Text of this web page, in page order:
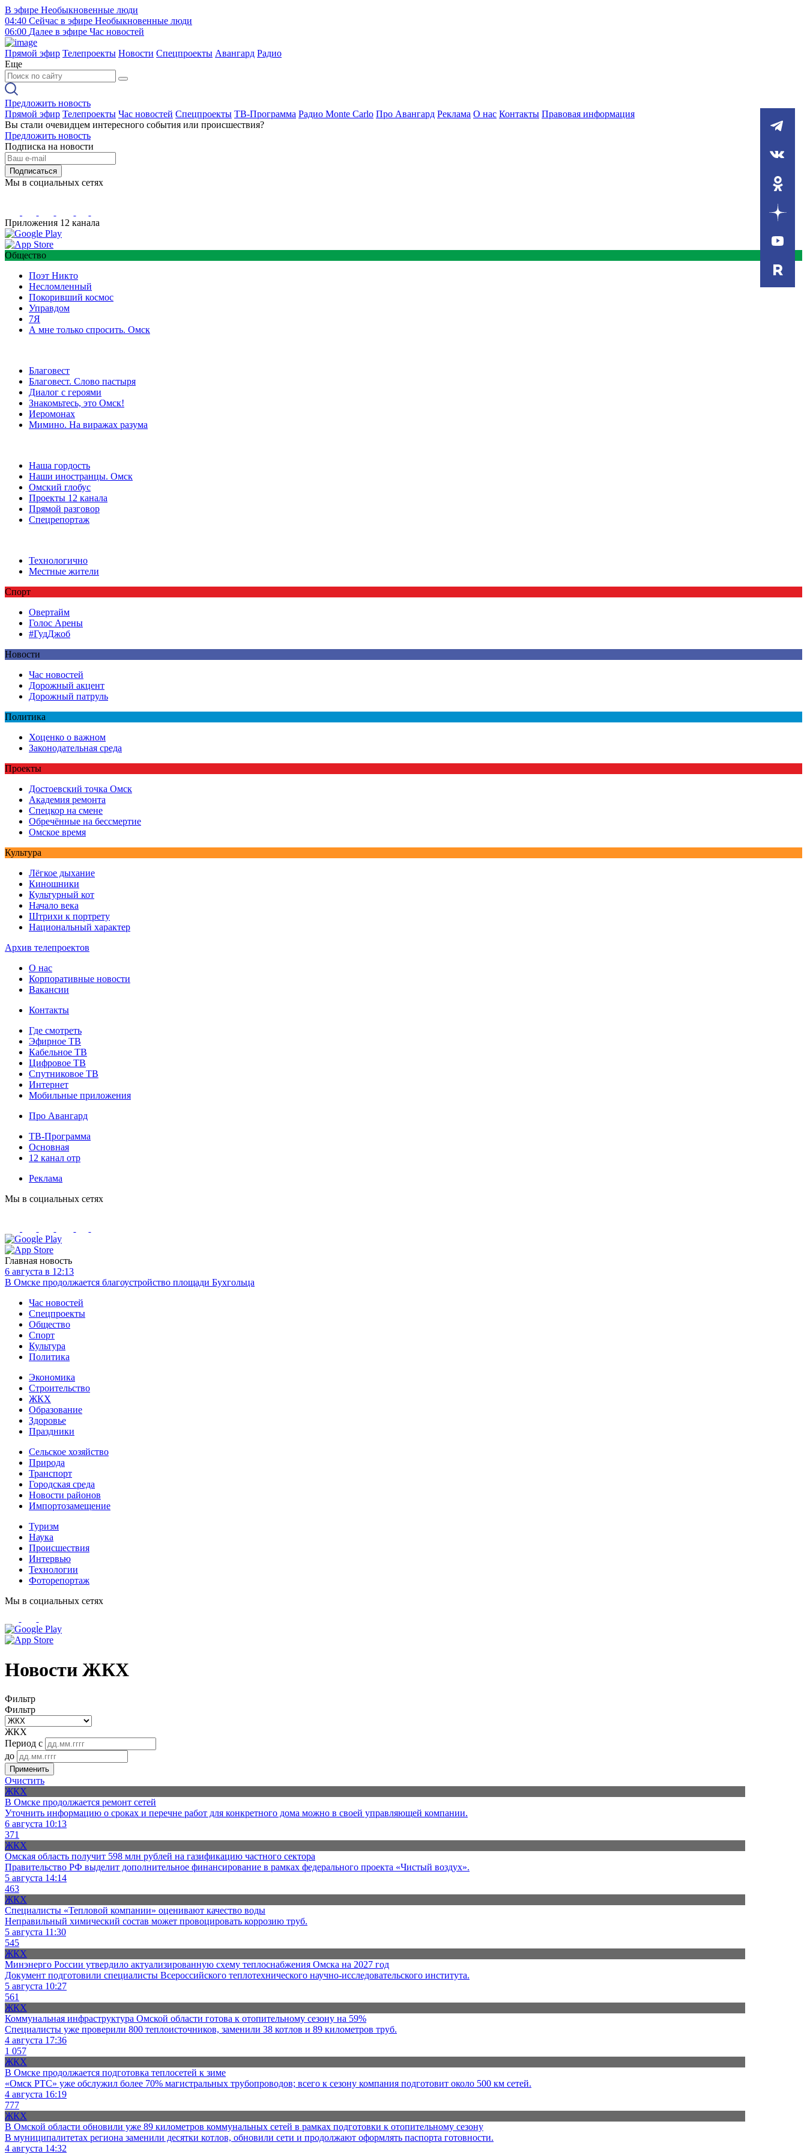
В эфире Необыкновенные люди
04:40 Сейчас в эфире Необыкновенные люди
06:00 Далее в эфире Час новостей
Прямой эфир Телепроекты Новости Спецпроекты Авангард Радио
Еще
Предложить новость
Прямой эфир Телепроекты Час новостей Спецпроекты ТВ-Программа Радио Monte Carlo Про Авангард Реклама О нас Контакты Правовая информация
Вы стали очевидцем интересного события или происшествия?
Предложить новость
Подписка на новости
Подписаться
Мы в социальных сетях
Приложения 12 канала
Общество
Поэт Никто
Несломленный
Покоривший космос
Управдом
7Я
А мне только спросить. Омск
Благовест
Благовест. Слово пастыря
Диалог с героями
Знакомьтесь, это Омск!
Иеромонах
Мимино. На виражах разума
Наша гордость
Наши иностранцы. Омск
Омский глобус
Проекты 12 канала
Прямой разговор
Спецрепортаж
Технологично
Местные жители
Спорт
Овертайм
Голос Арены
#ГудДжоб
Новости
Час новостей
Дорожный акцент
Дорожный патруль
Политика
Хоценко о важном
Законодательная среда
Проекты
Достоевский точка Омск
Академия ремонта
Спецкор на смене
Обречённые на бессмертие
Омское время
Культура
Лёгкое дыхание
Киношники
Культурный кот
Начало века
Штрихи к портрету
Национальный характер
Архив телепроектов
О нас
Корпоративные новости
Вакансии
Контакты
Где смотреть
Эфирное ТВ
Кабельное ТВ
Цифровое ТВ
Спутниковое ТВ
Интернет
Мобильные приложения
Про Авангард
ТВ-Программа
Основная
12 канал отр
Реклама
Мы в социальных сетях
Главная новость
6 августа в 12:13
В Омске продолжается благоустройство площади Бухгольца
Час новостей
Спецпроекты
Общество
Спорт
Культура
Политика
Экономика
Строительство
ЖКХ
Образование
Здоровье
Праздники
Сельское хозяйство
Природа
Транспорт
Городская среда
Новости районов
Импортозамещение
Туризм
Наука
Происшествия
Интервью
Технологии
Фоторепортаж
Мы в социальных сетях
Новости ЖКХ
Фильтр
Фильтр
ЖКХ
Период с
до
Применить
Очистить
ЖКХ
В Омске продолжается ремонт сетей
Уточнить информацию о сроках и перечне работ для конкретного дома можно в своей управляющей компании.
6 августа 10:13
371
ЖКХ
Омская область получит 598 млн рублей на газификацию частного сектора
Правительство РФ выделит дополнительное финансирование в рамках федерального проекта «Чистый воздух».
5 августа 14:14
463
ЖКХ
Специалисты «Тепловой компании» оценивают качество воды
Неправильный химический состав может провоцировать коррозию труб.
5 августа 11:30
545
ЖКХ
Минэнерго России утвердило актуализированную схему теплоснабжения Омска на 2027 год
Документ подготовили специалисты Всероссийского теплотехнического научно-исследовательского института.
5 августа 10:27
561
ЖКХ
Коммунальная инфраструктура Омской области готова к отопительному сезону на 59%
Специалисты уже проверили 800 теплоисточников, заменили 38 котлов и 89 километров труб.
4 августа 17:36
1 057
ЖКХ
В Омске продолжается подготовка теплосетей к зиме
«Омск РТС» уже обслужил более 70% магистральных трубопроводов; всего к сезону компания подготовит около 500 км сетей.
4 августа 16:19
777
ЖКХ
В Омской области обновили уже 89 километров коммунальных сетей в рамках подготовки к отопительному сезону
В муниципалитетах региона заменили десятки котлов, обновили сети и продолжают оформлять паспорта готовности.
4 августа 14:32